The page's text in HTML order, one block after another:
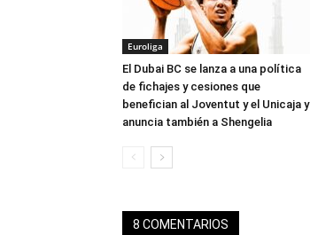
Euroliga
El Dubai BC se lanza a una política
de fichajes y cesiones que
benefician al Joventut y el Unicaja y
anuncia también a Shengelia
8 COMENTARIOS